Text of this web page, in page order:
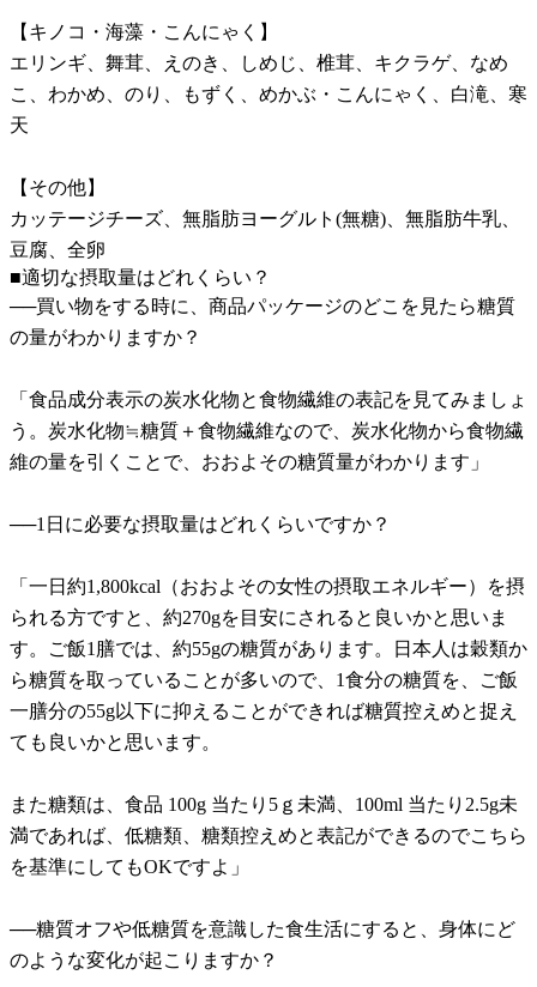
【キノコ・海藻・こんにゃく】
エリンギ、舞茸、えのき、しめじ、椎茸、キクラゲ、なめ
こ、わかめ、のり、もずく、めかぶ・こんにゃく、白滝、寒
天
【その他】
カッテージチーズ、無脂肪ヨーグルト(無糖)、無脂肪牛乳、
豆腐、全卵
■適切な摂取量はどれくらい？
──買い物をする時に、商品パッケージのどこを見たら糖質
の量がわかりますか？
「食品成分表示の炭水化物と食物繊維の表記を見てみましょ
う。炭水化物≒糖質＋食物繊維なので、炭水化物から食物繊
維の量を引くことで、おおよその糖質量がわかります」
──1日に必要な摂取量はどれくらいですか？
「一日約1,800kcal（おおよその女性の摂取エネルギー）を摂
られる方ですと、約270gを目安にされると良いかと思いま
す。ご飯1膳では、約55gの糖質があります。日本人は穀類か
ら糖質を取っていることが多いので、1食分の糖質を、ご飯
一膳分の55g以下に抑えることができれば糖質控えめと捉え
ても良いかと思います。
また糖類は、食品 100g 当たり5ｇ未満、100ml 当たり2.5g未
満であれば、低糖類、糖類控えめと表記ができるのでこちら
を基準にしてもOKですよ」
──糖質オフや低糖質を意識した食生活にすると、身体にど
のような変化が起こりますか？